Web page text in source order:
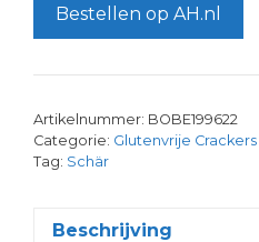
Bestellen op AH.nl
Artikelnummer: BOBE199622
Categorie: Glutenvrije
Tag: Schär
Beschrijving